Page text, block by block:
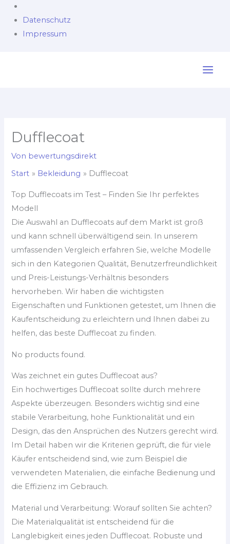
Datenschutz
Impressum
Dufflecoat
Von bewertungsdirekt
Start
Bekleidung Dufflecoat
Top Dufflecoats im Test – Finden Sie Ihr perfektes
Modell
Die Auswahl an Dufflecoats auf dem Markt ist groß
und kann schnell überwältigend sein. In unserem
umfassenden Vergleich erfahren Sie, welche Modelle
sich in den Kategorien Qualität, Benutzerfreundlichkeit
und Preis-Leistungs-Verhältnis besonders
hervorheben. Wir haben die wichtigsten
Eigenschaften und Funktionen getestet, um Ihnen die
Kaufentscheidung zu erleichtern und Ihnen dabei zu
helfen, das beste Dufflecoat zu finden.
No products found.
Was zeichnet ein gutes Dufflecoat aus?
Ein hochwertiges Dufflecoat sollte durch mehrere
Aspekte überzeugen. Besonders wichtig sind eine
stabile Verarbeitung, hohe Funktionalität und ein
Design, das den Ansprüchen des Nutzers gerecht wird.
Im Detail haben wir die Kriterien geprüft, die für viele
Käufer entscheidend sind, wie zum Beispiel die
verwendeten Materialien, die einfache Bedienung und
die Effizienz im Gebrauch.
Material und Verarbeitung: Worauf sollten Sie achten?
Die Materialqualität ist entscheidend für die
Langlebigkeit eines jeden Dufflecoat. Robuste und